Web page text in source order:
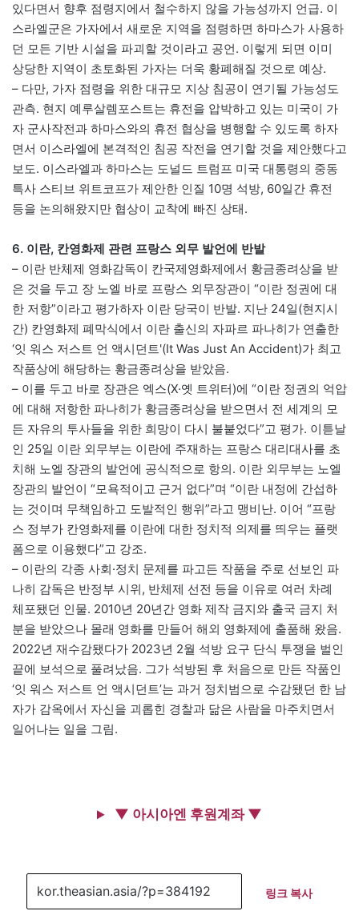
있다면서 향후 점령지에서 철수하지 않을 가능성까지 언급. 이
스라엘군은 가자에서 새로운 지역을 점령하면 하마스가 사용하
던 모든 기반 시설을 파괴할 것이라고 공언. 이렇게 되면 이미
상당한 지역이 초토화된 가자는 더욱 황폐해질 것으로 예상.
– 다만, 가자 점령을 위한 대규모 지상 침공이 연기될 가능성도
관측. 현지 예루살렘포스트는 휴전을 압박하고 있는 미국이 가
자 군사작전과 하마스와의 휴전 협상을 병행할 수 있도록 하자
면서 이스라엘에 본격적인 침공 작전을 연기할 것을 제안했다고
보도. 이스라엘과 하마스는 도널드 트럼프 미국 대통령의 중동
특사 스티브 위트코프가 제안한 인질 10명 석방, 60일간 휴전
등을 논의해왔지만 협상이 교착에 빠진 상태.
6. 이란, 칸영화제 관련 프랑스 외무 발언에 반발
– 이란 반체제 영화감독이 칸국제영화제에서 황금종려상을 받
은 것을 두고 장 노엘 바로 프랑스 외무장관이 “이란 정권에 대
한 저항”이라고 평가하자 이란 당국이 반발. 지난 24일(현지시
간) 칸영화제 폐막식에서 이란 출신의 자파르 파나히가 연출한
‘잇 워스 저스트 언 액시던트'(It Was Just An Accident)가 최고
작품상에 해당하는 황금종려상을 받았음.
– 이를 두고 바로 장관은 엑스(X·옛 트위터)에 “이란 정권의 억압
에 대해 저항한 파나히가 황금종려상을 받으면서 전 세계의 모
든 자유의 투사들을 위한 희망이 다시 불붙었다”고 평가. 이튿날
인 25일 이란 외무부는 이란에 주재하는 프랑스 대리대사를 초
치해 노엘 장관의 발언에 공식적으로 항의. 이란 외무부는 노엘
장관의 발언이 “모욕적이고 근거 없다”며 “이란 내정에 간섭하
는 것이며 무책임하고 도발적인 행위”라고 맹비난. 이어 “프랑
스 정부가 칸영화제를 이란에 대한 정치적 의제를 띄우는 플랫
폼으로 이용했다”고 강조.
– 이란의 각종 사회·정치 문제를 파고든 작품을 주로 선보인 파
나히 감독은 반정부 시위, 반체제 선전 등을 이유로 여러 차례
체포됐던 인물. 2010년 20년간 영화 제작 금지와 출국 금지 처
분을 받았으나 몰래 영화를 만들어 해외 영화제에 출품해 왔음.
2022년 재수감됐다가 2023년 2월 석방 요구 단식 투쟁을 벌인
끝에 보석으로 풀려났음. 그가 석방된 후 처음으로 만든 작품인
‘잇 워스 저스트 언 액시던트’는 과거 정치범으로 수감됐던 한 남
자가 감옥에서 자신을 괴롭힌 경찰과 닮은 사람을 마주치면서
일어나는 일을 그림.
▼ 아시아엔 후원계좌 ▼
링크 복사